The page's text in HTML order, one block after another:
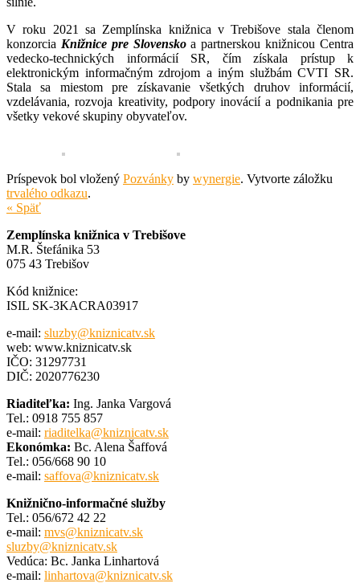
V roku 2021 sa Zemplínska knižnica v Trebišove stala členom
konzorcia Knižnice pre Slovenskoa partnerskou knižnicou Centra
vedecko-technických informácií SR, čím získala prístup k
elektronickým informačným zdrojom a iným službám CVTI SR.
Stala sa miestom pre získavanie všetkých druhov informácií,
vzdelávania, rozvoja kreativity, podpory inovácií a podnikania pre
všetky vekové skupiny obyvateľov.
Príspevok bol vložený Pozvánky by wynergie. Vytvorte záložku
trvalého odkazu.
« Späť
Zemplínska knižnica v Trebišove
M.R. Štefánika 53
075 43 Trebišov
Kód knižnice:
ISIL SK-3KACRA03917
e-mail: sluzby@kniznicatv.sk
web: www.kniznicatv.sk
IČO: 31297731
DIČ: 2020776230
Riaditeľka: Ing. Janka Vargová
Tel.: 0918 755 857
e-mail: riaditelka@kniznicatv.sk
Ekonómka: Bc. Alena Šaffová
Tel.: 056/668 90 10
e-mail: saffova@kniznicatv.sk
Knižnično-informačné služby
Tel.: 056/672 42 22
e-mail: mvs@kniznicatv.sk
sluzby@kniznicatv.sk
Vedúca: Bc. Janka Linhartová
e-mail: linhartova@kniznicatv.sk